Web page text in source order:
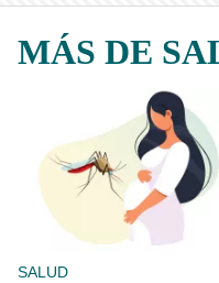
MÁS DE
SALUD